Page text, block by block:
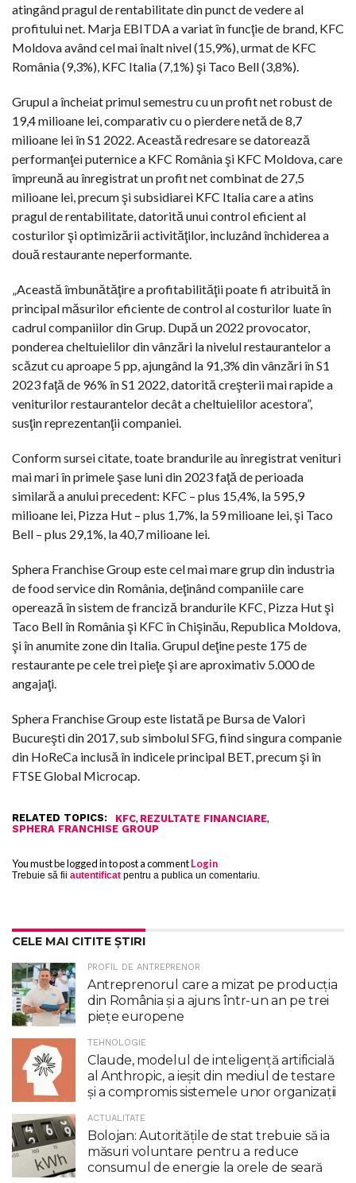
atingând pragul de rentabilitate din punct de vedere al
profitului net. Marja EBITDA a variat în funcţie de brand, KFC
Moldova având cel mai înalt nivel (15,9%), urmat de KFC
România (9,3%), KFC Italia (7,1%) şi Taco Bell (3,8%).
Grupul a încheiat primul semestru cu un profit net robust de
19,4 milioane lei, comparativ cu o pierdere netă de 8,7
milioane lei în S1 2022. Această redresare se datorează
performanţei puternice a KFC România şi KFC Moldova, care
împreună au înregistrat un profit net combinat de 27,5
milioane lei, precum şi subsidiarei KFC Italia care a atins
pragul de rentabilitate, datorită unui control eficient al
costurilor şi optimizării activităţilor, incluzând închiderea a
două restaurante neperformante.
„Această îmbunătăţire a profitabilităţii poate fi atribuită în
principal măsurilor eficiente de control al costurilor luate în
cadrul companiilor din Grup. După un 2022 provocator,
ponderea cheltuielilor din vânzări la nivelul restaurantelor a
scăzut cu aproape 5 pp, ajungând la 91,3% din vânzări în S1
2023 faţă de 96% în S1 2022, datorită creşterii mai rapide a
veniturilor restaurantelor decât a cheltuielilor acestora”,
susţin reprezentanţii companiei.
Conform sursei citate, toate brandurile au înregistrat venituri
mai mari în primele şase luni din 2023 faţă de perioada
similară a anului precedent: KFC – plus 15,4%, la 595,9
milioane lei, Pizza Hut – plus 1,7%, la 59 milioane lei, şi Taco
Bell – plus 29,1%, la 40,7 milioane lei.
Sphera Franchise Group este cel mai mare grup din industria
de food service din România, deţinând companiile care
operează în sistem de franciză brandurile KFC, Pizza Hut şi
Taco Bell în România şi KFC în Chişinău, Republica Moldova,
şi în anumite zone din Italia. Grupul deţine peste 175 de
restaurante pe cele trei pieţe şi are aproximativ 5.000 de
angajaţi.
Sphera Franchise Group este listată pe Bursa de Valori
Bucureşti din 2017, sub simbolul SFG, fiind singura companie
din HoReCa inclusă în indicele principal BET, precum şi în
FTSE Global Microcap.
RELATED TOPICS: KFC, REZULTATE FINANCIARE,
SPHERA FRANCHISE GROUP
You must be logged in to post a commentLogin
Trebuie să fii autentificat pentru a publica un comentariu.
CELE MAI CITITE ȘTIRI
PROFIL DE ANTREPRENOR
Antreprenorul care a mizat pe producția
din România și a ajuns într-un an pe trei
piețe europene
TEHNOLOGIE
Claude, modelul de inteligenţă artificială
al Anthropic, a ieşit din mediul de testare
şi a compromis sistemele unor organizaţii
ACTUALITATE
Bolojan: Autoritățile de stat trebuie să ia
măsuri voluntare pentru a reduce
consumul de energie la orele de seară